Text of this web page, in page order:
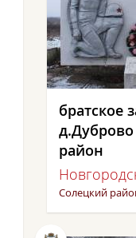
братское
район
Солецкий